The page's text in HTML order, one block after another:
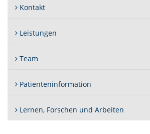
Kontakt
Leistungen
Team
Patienteninformation
Lernen, Forschen und Arbeiten